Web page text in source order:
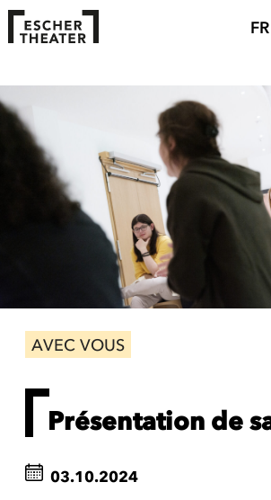
FR
AVEC VOUS
Présentation de
03.10.2024